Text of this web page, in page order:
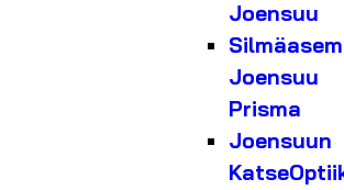
Joensuu
Joensuu
Prisma
Joensuun